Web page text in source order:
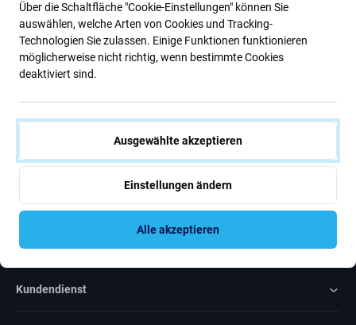
Abonnieren Sie den regelmäßigen Newsletter über Rabatte und
Neuigkeiten.
Ich bin damit einverstanden, Newsletter zu erhalten
Kundendienst
Über die Schaltfläche "Cookie-Einstellungen" können Sie
auswählen, welche Arten von Cookies und Tracking-
Technologien Sie zulassen. Einige Funktionen funktionieren
möglicherweise nicht richtig, wenn bestimmte Cookies
deaktiviert sind.
Ausgewählte akzeptieren
Einstellungen ändern
Alle akzeptieren